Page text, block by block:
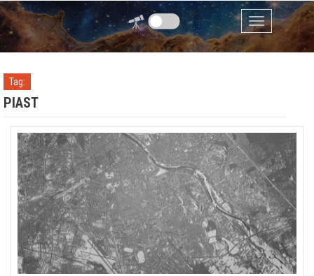
Przejdź do zawartości
Menu
Tag:
PIAST